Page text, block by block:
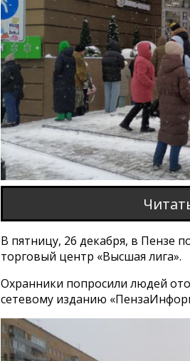
В пятницу, 26 декабря, в Пензе
торговый центр «Высшая лига».
Охранники попросили людей
сетевому изданию